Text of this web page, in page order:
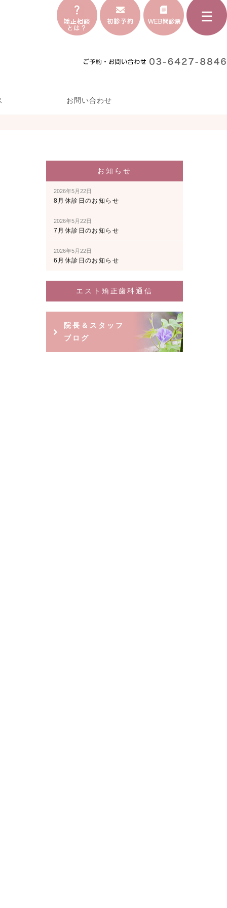
お問い合わせ
お知らせ
2026年5月22日
8月休診日のお知らせ
2026年5月22日
7月休診日のお知らせ
2026年5月22日
6月休診日のお知らせ
エスト矯正歯科通信
院長＆スタッフ
ブログ